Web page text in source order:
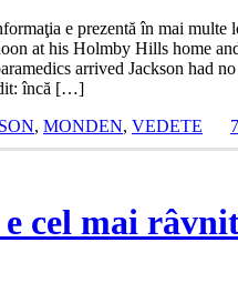
e prezentă în mai multe
at his Holmby Hills home
arrived Jackson had
încă […]
, MONDEN, VEDETE
cel mai